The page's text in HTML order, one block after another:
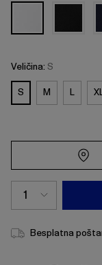
Veličina: S
S M L
Besplatna